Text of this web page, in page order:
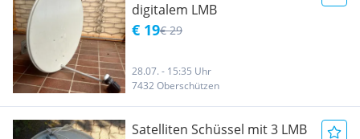
digitalem LMB
€ 19€ 29
28.07. - 15:35 Uhr
7432 Oberschützen
Satelliten Schüssel mit 3 LMB